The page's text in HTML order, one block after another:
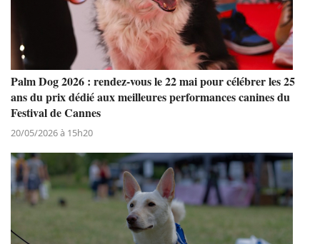
Palm Dog 2026 : rendez-vous le 22 mai pour célébrer les 25
ans du prix dédié aux meilleures performances canines du
Festival de Cannes
20/05/2026 à 15h20